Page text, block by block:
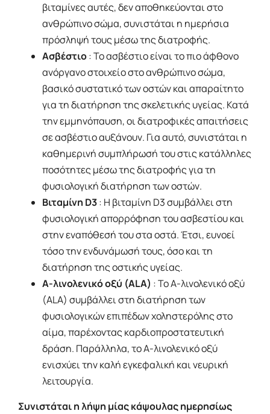
βιταμίνες αυτές, δεν αποθηκεύονται στο
ανθρώπινο σώμα, συνιστάται η ημερήσια
πρόσληψή τους μέσω της διατροφής.
Ασβέστιο: Το ασβέστιο είναι το πιο άφθονο
ανόργανο στοιχείο στο ανθρώπινο σώμα,
βασικό συστατικό των οστών και απαραίτητο
για τη διατήρηση της σκελετικής υγείας. Κατά
την εμμηνόπαυση, οι διατροφικές απαιτήσεις
σε ασβέστιο αυξάνουν. Για αυτό, συνιστάται η
καθημερινή συμπλήρωσή του στις κατάλληλες
ποσότητες μέσω της διατροφής για τη
φυσιολογική διατήρηση των οστών.
Βιταμίνη D3: Η βιταμίνη D3 συμβάλλει στη
φυσιολογική απορρόφηση του ασβεστίου και
στην εναπόθεσή του στα οστά. Έτσι, ευνοεί
τόσο την ενδυνάμωσή τους, όσο και τη
διατήρηση της οστικής υγείας.
Α-λινολενικό οξύ (ALA) : Το Α-λινολενικό οξύ
(ALA) συμβάλλει στη διατήρηση των
φυσιολογικών επιπέδων χοληστερόλης στο
αίμα, παρέχοντας καρδιοπροστατευτική
δράση. Παράλληλα, το Α-λινολενικό οξύ
ενισχύει την καλή εγκεφαλική και νευρική
λειτουργία.
Συνιστάται η λήψη μίας κάψουλας ημερησίως